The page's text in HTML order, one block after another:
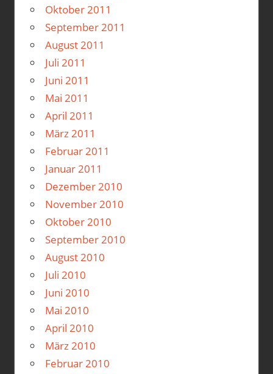
Oktober 2011
September 2011
August 2011
Juli 2011
Juni 2011
Mai 2011
April 2011
März 2011
Februar 2011
Januar 2011
Dezember 2010
November 2010
Oktober 2010
September 2010
August 2010
Juli 2010
Juni 2010
Mai 2010
April 2010
März 2010
Februar 2010